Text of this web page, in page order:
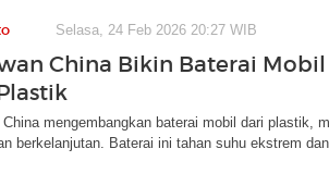
Selasa, 24 Feb 2026 20:27 WIB
China Bikin Baterai Mobil
China mengembangkan baterai mobil dari plastik,
berkelanjutan. Baterai ini tahan suhu ekstrem dan